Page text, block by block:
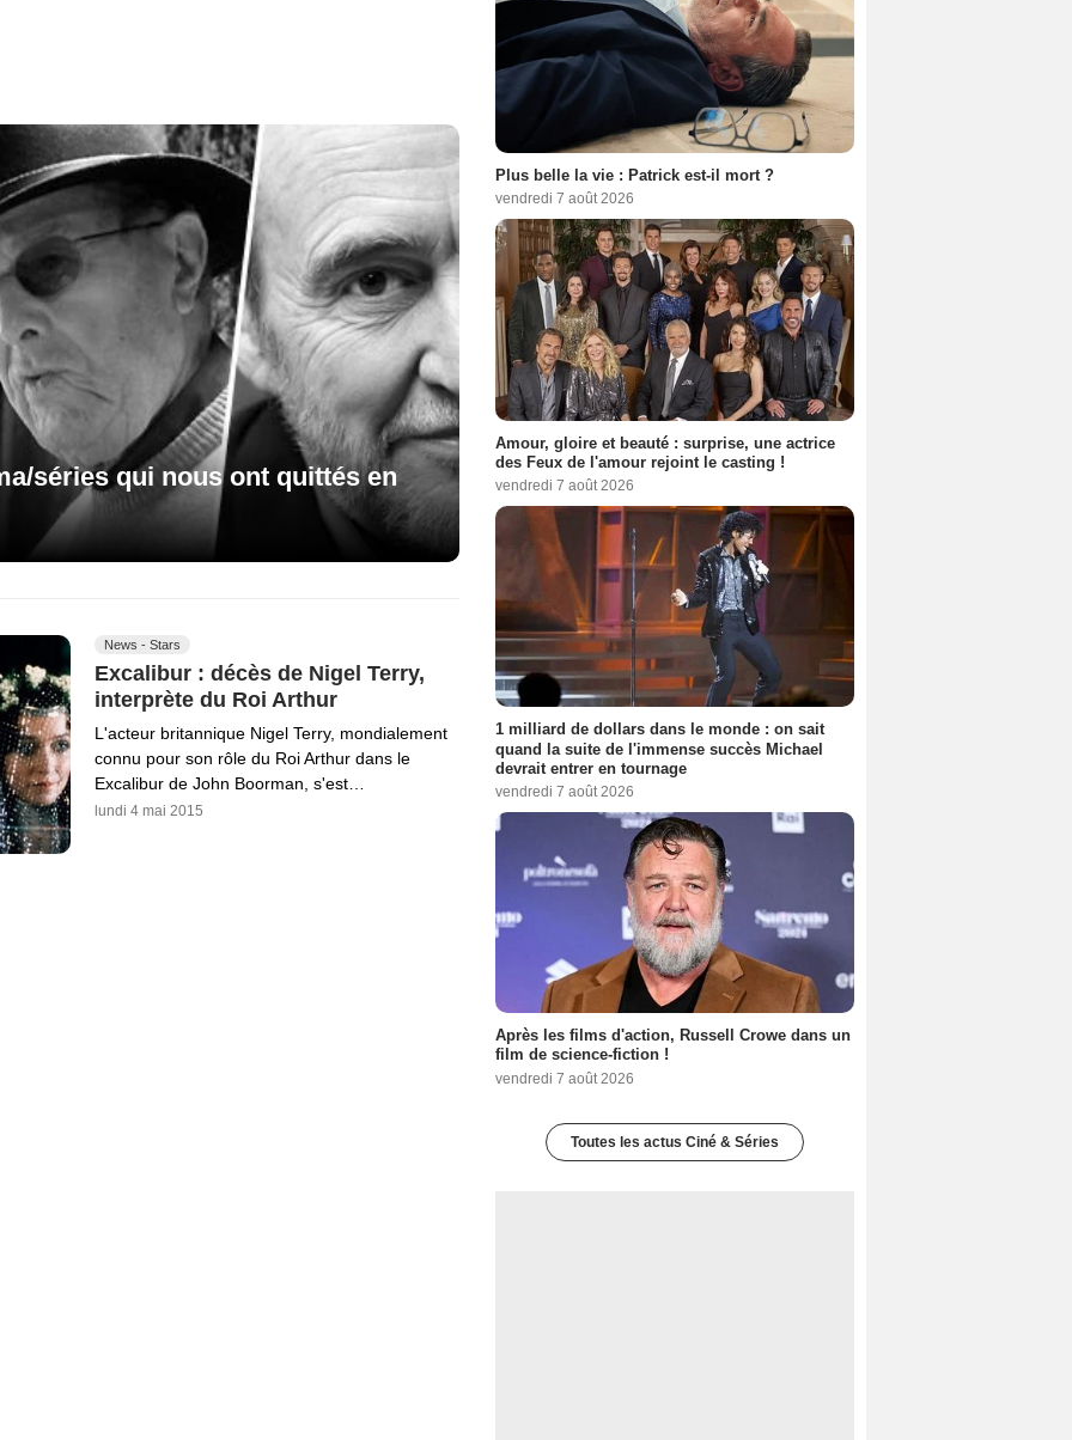
séries qui nous ont quittés en
News - Stars
Excalibur : décès de Nigel Terry,
interprète du Roi Arthur
L'acteur britannique Nigel Terry, mondialement
connu pour son rôle du Roi Arthur dans le
Excalibur de John Boorman, s'est…
lundi 4 mai 2015
Plus belle la vie : Patrick est-il mort ?
vendredi 7 août 2026
Amour, gloire et beauté : surprise, une actrice
des Feux de l'amour rejoint le casting !
vendredi 7 août 2026
1 milliard de dollars dans le monde : on sait
quand la suite de l'immense succès Michael
devrait entrer en tournage
vendredi 7 août 2026
Après les films d'action, Russell Crowe dans un
film de science-fiction !
vendredi 7 août 2026
Toutes les actus Ciné & Séries